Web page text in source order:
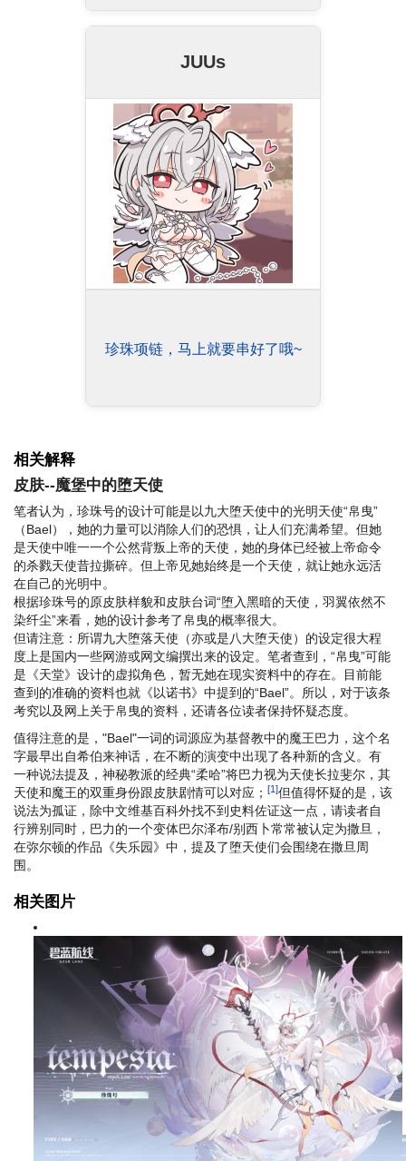
JUUs
珍珠项链，马上就要串好了哦~
相关解释
皮肤--魔堡中的堕天使
笔者认为，珍珠号的设计可能是以九大堕天使中的光明天使“帛曳”
（Bael），她的力量可以消除人们的恐惧，让人们充满希望。但她
是天使中唯一一个公然背叛上帝的天使，她的身体已经被上帝命令
的杀戮天使昔拉撕碎。但上帝见她始终是一个天使，就让她永远活
在自己的光明中。
根据珍珠号的原皮肤样貌和皮肤台词“堕入黑暗的天使，羽翼依然不
染纤尘”来看，她的设计参考了帛曳的概率很大。
但请注意： 所谓九大堕落天使（亦或是八大堕天使）的设定很大程
度上是国内一些网游或网文编撰出来的设定。笔者查到，“帛曳”可能
是《天堂》设计的虚拟角色，暂无她在现实资料中的存在。目前能
查到的准确的资料也就《以诺书》中提到的“Bael”。所以，对于该条
考究以及网上关于帛曳的资料，还请各位读者保持怀疑态度。
值得注意的是，"Bael"一词的词源应为基督教中的魔王巴力，这个名
字最早出自希伯来神话，在不断的演变中出现了各种新的含义。有
一种说法提及，神秘教派的经典“柔哈”将巴力视为天使长拉斐尔，其
天使和魔王的双重身份跟皮肤剧情可以对应； [1]但值得怀疑的是，该
说法为孤证，除中文维基百科外找不到史料佐证这一点，请读者自
行辨别 同时，巴力的一个变体巴尔泽布/别西卜常常被认定为撒旦，
在弥尔顿的作品《失乐园》中，提及了堕天使们会围绕在撒旦周
围。
相关图片